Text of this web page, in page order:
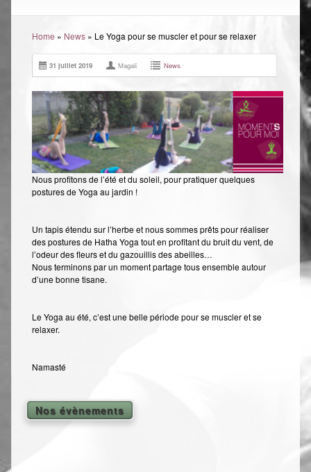
Séances
En entreprise
Shiatsu Tarifs
Yoga
L’état optimal
Nos cours
Inscription en ligne
Boutique
Contact
Home » News» Le Yoga pour se muscler et pour se relaxer
31 juillet 2019 Magali News
Nous profitons de l’été et du soleil, pour pratiquer quelques
postures de Yoga au jardin !
Un tapis étendu sur l’herbe et nous sommes prêts pour réaliser
des postures de Hatha Yoga tout en profitant du bruit du vent, de
l’odeur des fleurs et du gazouillis des abeilles…
Nous terminons par un moment partage tous ensemble autour
d’une bonne tisane.
Le Yoga au été, c’est une belle période pour se muscler et se
relaxer.
Namasté
Nos évènements